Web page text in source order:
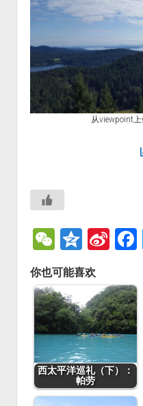
从viewpoint
W
e
C
h
at
Q
z
o
n
e
Si
a
W
ei
b
o
你也可能喜欢
西太平洋巡礼（下）：
帕劳